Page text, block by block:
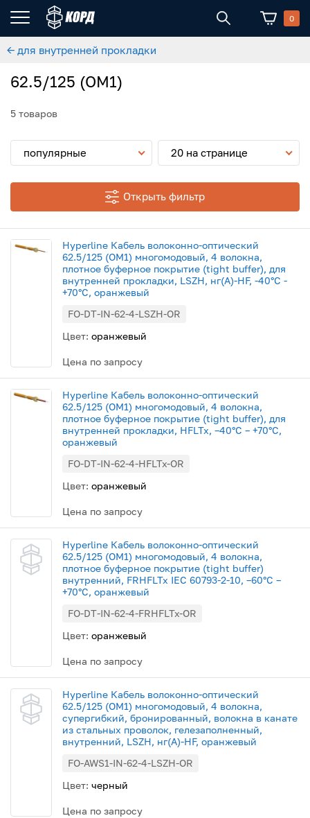
0
← для внутренней прокладки
62.5/125 (OM1)
5 товаров
популярные 20 на странице
Открыть фильтр
Hyperline Кабель волоконно-оптический
62.5/125 (ОМ1) многомодовый, 4 волокна,
плотное буферное покрытие (tight buffer), для
внутренней прокладки, LSZH, нг(А)-HF, -40°C -
+70°C, оранжевый
FO-DT-IN-62-4-LSZH-OR
Цвет: оранжевый
Цена по запросу
Hyperline Кабель волоконно-оптический
62.5/125 (OM1) многомодовый, 4 волокна,
плотное буферное покрытие (tight buffer), для
внутренней прокладки, HFLTx, –40°C – +70°C,
оранжевый
FO-DT-IN-62-4-HFLTx-OR
Цвет: оранжевый
Цена по запросу
Hyperline Кабель волоконно-оптический
62.5/125 (OM1) многомодовый, 4 волокна,
плотное буферное покрытие (tight buffer)
внутренний, FRHFLTx IEC 60793-2-10, –60°C –
+70°C, оранжевый
FO-DT-IN-62-4-FRHFLTx-OR
Цвет: оранжевый
Цена по запросу
Hyperline Кабель волоконно-оптический
62.5/125 (OM1) многомодовый, 4 волокна,
супергибкий, бронированный, волокна в канате
из стальных проволок, гелезаполненный,
внутренний, LSZH, нг(А)-HF, оранжевый
FO-AWS1-IN-62-4-LSZH-OR
Цвет: черный
Цена по запросу